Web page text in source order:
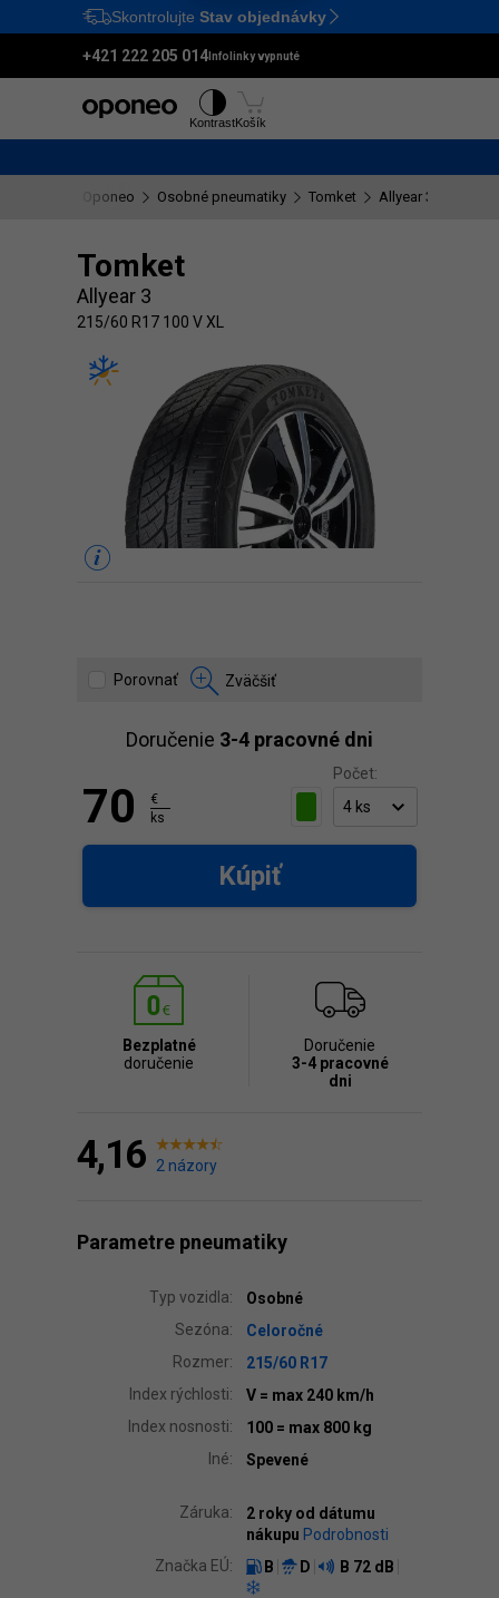
Ctrl M
Skontrolujte Stav objednávky
+421 222 205 014 Infolinky vypnuté
KontrastKošík
Oponeo Osobné pneumatiky Tomket Allyear 3
Tomket
Allyear 3
215/60 R17 100 V XL
Porovnať Zväčšiť
Doručenie 3-4 pracovné dni
Počet:
70
€
ks
Kúpiť
Bezplatné
doručenie
Doručenie
3-4 pracovné
dni
4,16 2 názory
Parametre pneumatiky
Typ vozidla:
Osobné
Sezóna:
Celoročné
Rozmer:
215/60 R17
Index rýchlosti:
V = max 240 km/h
Index nosnosti:
100 = max 800 kg
Iné:
Spevené
Záruka:
2 roky od dátumu
nákupu Podrobnosti
Značka EÚ:
B D B 72 dB